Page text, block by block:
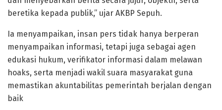
beretika kepada publik,” ujar AKBP Sepuh.
Ia menyampaikan, insan pers tidak hanya berperan
menyampaikan informasi, tetapi juga sebagai agen
edukasi hukum, verifikator informasi dalam melawan
hoaks, serta menjadi wakil suara masyarakat guna
memastikan akuntabilitas pemerintah berjalan dengan
baik